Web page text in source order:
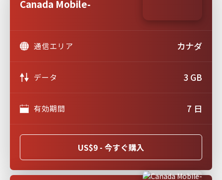
Canada Mobile-
通信エリア カナダ
データ 3 GB
有効期間 7 日
US$9 - 今すぐ購入